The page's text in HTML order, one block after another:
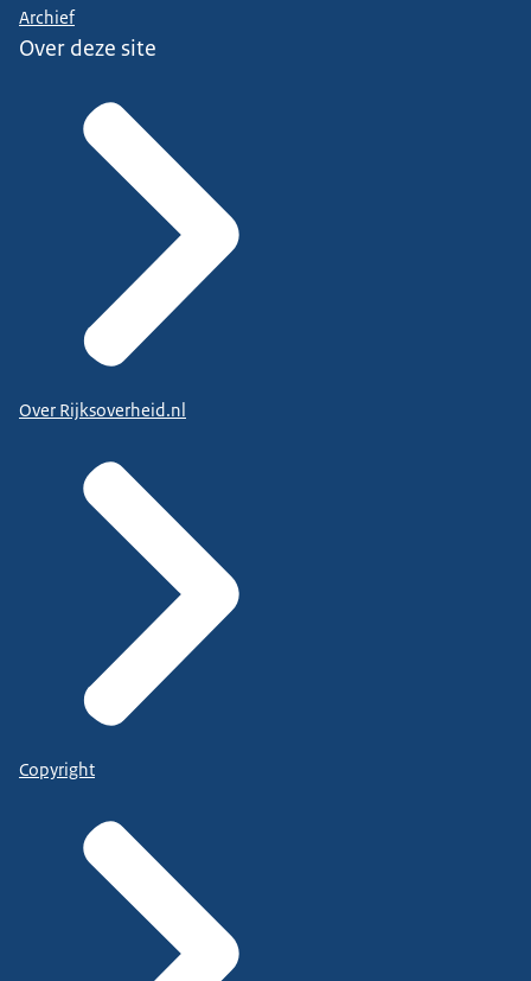
Archief
Over deze site
Over Rijksoverheid.nl
Copyright